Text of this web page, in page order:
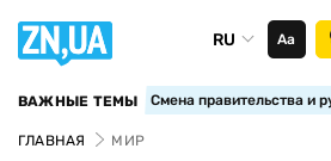
RU Аа
ВАЖНЫЕ ТЕМЫ Смена правительства и
ГЛАВНАЯ МИР